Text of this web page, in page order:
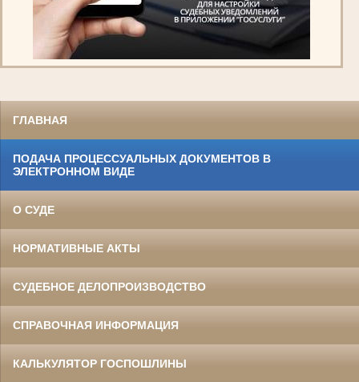
ГЛАВНАЯ
ПОДАЧА ПРОЦЕССУАЛЬНЫХ ДОКУМЕНТОВ В
ЭЛЕКТРОННОМ ВИДЕ
О СУДЕ
НОРМАТИВНЫЕ АКТЫ
СУДЕБНОЕ ДЕЛОПРОИЗВОДСТВО
СПРАВОЧНАЯ ИНФОРМАЦИЯ
КАЛЬКУЛЯТОР ГОСПОШЛИНЫ